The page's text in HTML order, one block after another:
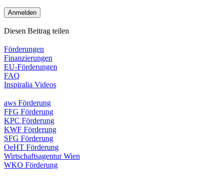
Diesen Beitrag teilen
Förderungen
Finanzierungen
EU-Förderungen
FAQ
Inspiralia Videos
aws Förderung
FFG Förderung
KPC Förderung
KWF Förderung
SFG Förderung
OeHT Förderung
Wirtschaftsagentur Wien
WKO Förderung